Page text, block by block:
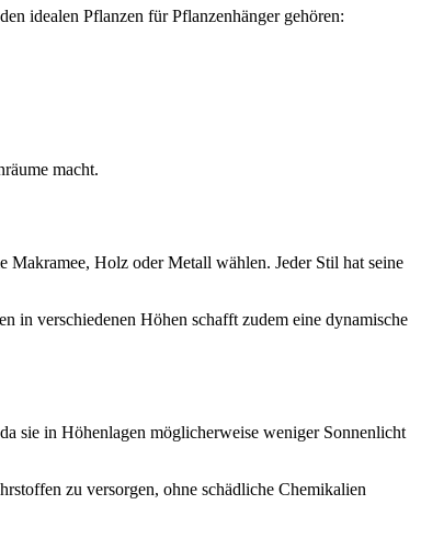
idealen Pflanzen für Pflanzenhänger gehören:
macht.
Makramee, Holz oder Metall wählen. Jeder Stil hat seine
in verschiedenen Höhen schafft zudem eine dynamische
sie in Höhenlagen möglicherweise weniger Sonnenlicht
zu versorgen, ohne schädliche Chemikalien